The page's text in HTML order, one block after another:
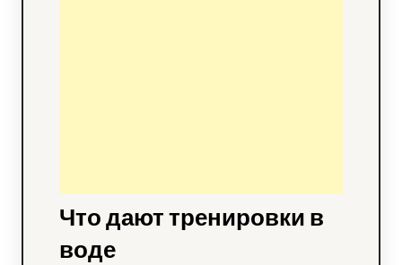
Что дают тренировки в
воде